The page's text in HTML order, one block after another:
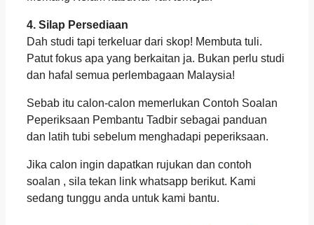
4. Silap Persediaan
Dah studi tapi terkeluar dari skop! Membuta tuli.
Patut fokus apa yang berkaitan ja. Bukan perlu studi
dan hafal semua perlembagaan Malaysia!
Sebab itu calon-calon memerlukan Contoh Soalan
Peperiksaan Pembantu Tadbir sebagai panduan
dan latih tubi sebelum menghadapi peperiksaan.
Jika calon ingin dapatkan rujukan dan contoh
soalan , sila tekan link whatsapp berikut. Kami
sedang tunggu anda untuk kami bantu.